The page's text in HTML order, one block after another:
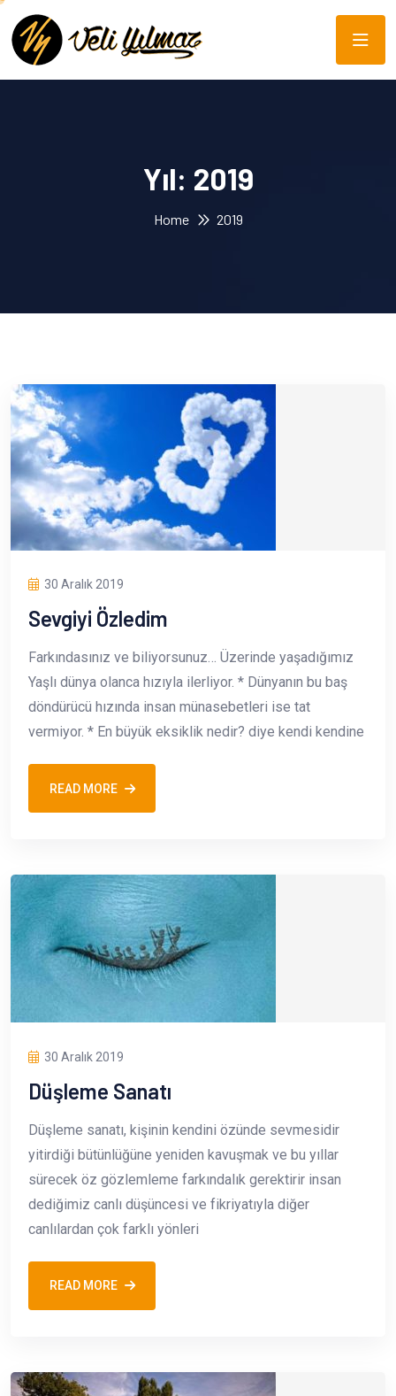
Yıl: 2019
Home 2019
30 Aralık 2019
Sevgiyi Özledim
Farkındasınız ve biliyorsunuz… Üzerinde yaşadığımız
Yaşlı dünya olanca hızıyla ilerliyor. * Dünyanın bu baş
döndürücü hızında insan münasebetleri ise tat
vermiyor. * En büyük eksiklik nedir? diye kendi kendine
READ MORE
30 Aralık 2019
Düşleme Sanatı
Düşleme sanatı, kişinin kendini özünde sevmesidir
yitirdiği bütünlüğüne yeniden kavuşmak ve bu yıllar
sürecek öz gözlemleme farkındalık gerektirir insan
dediğimiz canlı düşüncesi ve fikriyatıyla diğer
canlılardan çok farklı yönleri
READ MORE